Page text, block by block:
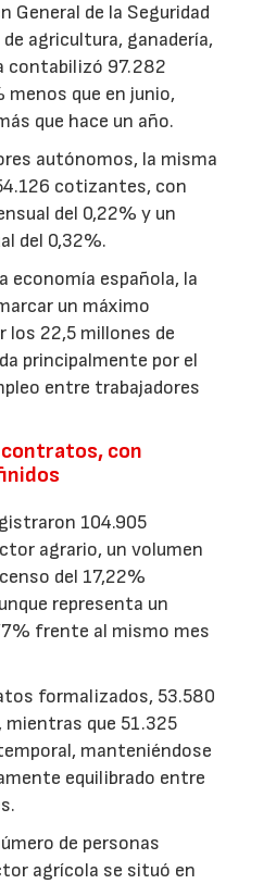
General de la Seguridad
agricultura, ganadería,
contabilizó 97.282
menos que en junio,
que hace un año.
autónomos, la misma
cotizantes, con
del 0,22% y un
del 0,32%.
economía española, la
un máximo
los 22,5 millones de
principalmente por el
entre trabajadores
con
104.905
agrario, un volumen
del 17,22%
representa un
frente al mismo mes
formalizados, 53.580
que 51.325
manteniéndose
equilibrado entre
de personas
agrícola se situó en